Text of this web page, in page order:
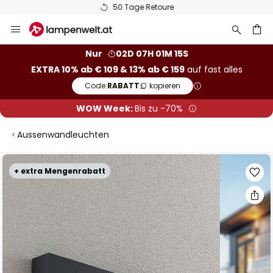
50 Tage Retoure
Inhalt
Nur
02D 07H 01M 15S
EXTRA 10% ab € 109 & 13% ab € 159auf fast alles
Code:RABATT kopieren
WOW Week:Bis zu -70%
Aussenwandleuchten
+ extra Mengenrabatt
Zum
Ende
der
Bildgalerie
springen